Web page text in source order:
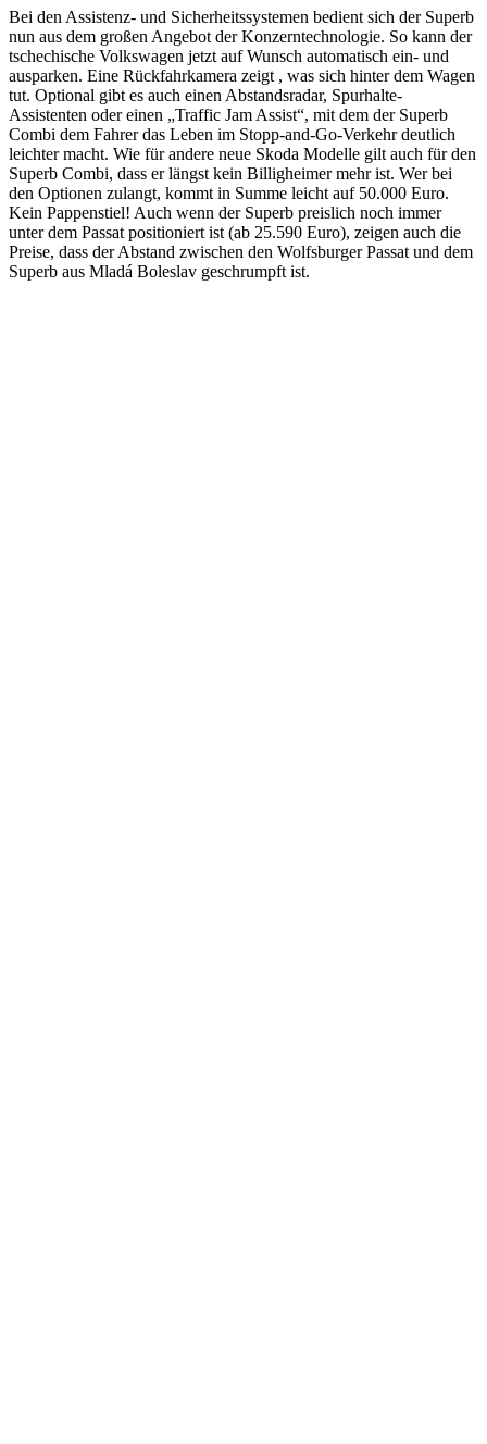
Bei den Assistenz- und Sicherheitssystemen bedient sich der Superb
nun aus dem großen Angebot der Konzerntechnologie. So kann der
tschechische Volkswagen jetzt auf Wunsch automatisch ein- und
ausparken. Eine Rückfahrkamera zeigt , was sich hinter dem Wagen
tut. Optional gibt es auch einen Abstandsradar, Spurhalte-
Assistenten oder einen „Traffic Jam Assist“, mit dem der Superb
Combi dem Fahrer das Leben im Stopp-and-Go-Verkehr deutlich
leichter macht. Wie für andere neue Skoda Modelle gilt auch für den
Superb Combi, dass er längst kein Billigheimer mehr ist. Wer bei
den Optionen zulangt, kommt in Summe leicht auf 50.000 Euro.
Kein Pappenstiel! Auch wenn der Superb preislich noch immer
unter dem Passat positioniert ist (ab 25.590 Euro), zeigen auch die
Preise, dass der Abstand zwischen den Wolfsburger Passat und dem
Superb aus Mladá Boleslav geschrumpft ist.